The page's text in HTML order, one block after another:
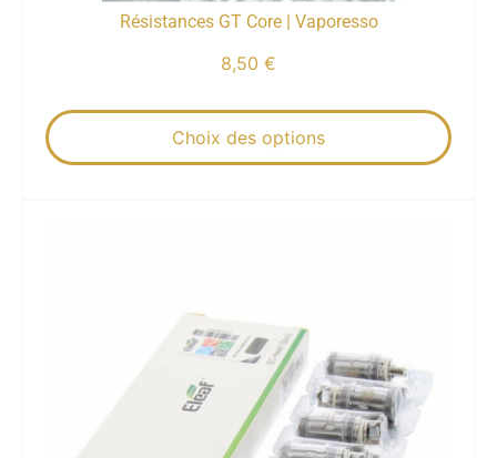
Résistances GT Core | Vaporesso
8,50 €
Choix des options